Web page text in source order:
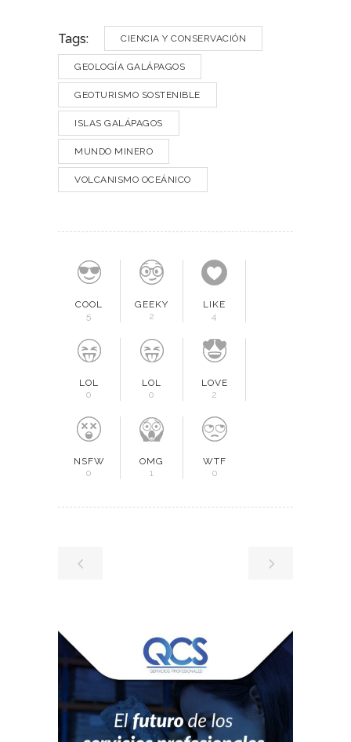
Tags: CIENCIA Y CONSERVACIÓN
GEOLOGÍA GALÁPAGOS
GEOTURISMO SOSTENIBLE
ISLAS GALÁPAGOS
MUNDO MINERO
VOLCANISMO OCEÁNICO
COOL
5
GEEKY
2
LIKE
4
LOL
0
LOL
0
LOVE
2
NSFW
0
OMG
1
WTF
0